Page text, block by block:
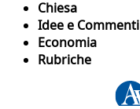
Chiesa
Idee e Commenti
Economia
Rubriche